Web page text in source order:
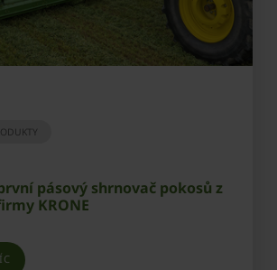
pásový shrnovač pokosů z
KRONE